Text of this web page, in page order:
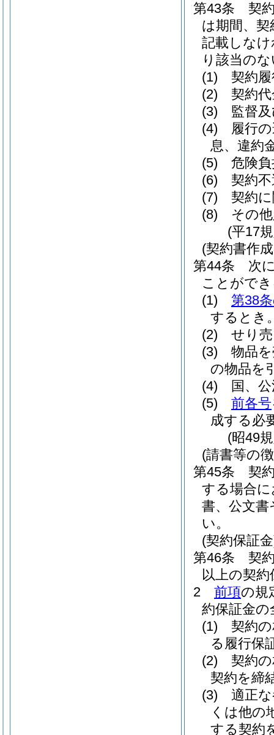
第43条
契
は期間、
記載しな
り該当の
(1)
契約
(2)
契約
(3)
監督
(4)
履行
息、違約
(5)
危険
(6)
契約
(7)
契約
(8)
その
(平17
(契約書作
第44条
次
ことがで
(1)
第38
するとき
(2)
せり
(3)
物品
の物品を
(4)
国、
(5)
前各号
成する必
(昭49
(請書等の
第45条
契
する場合
書、公文
い。
(契約保証
第46条
契
以上の契
2
前項の規
約保証金
(1)
契約
る履行保
(2)
契約
契約を締
(3)
適正
くは他の
する契約